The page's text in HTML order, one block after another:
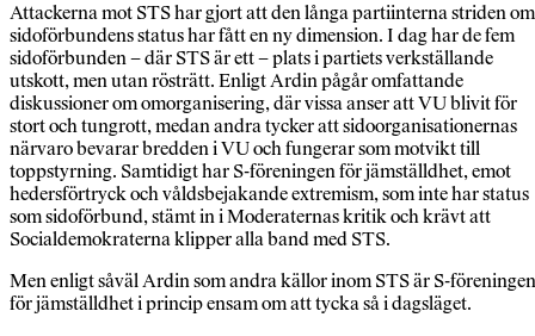
Attackerna mot STS har gjort att den långa partiinterna striden om
sidoförbundens status har fått en ny dimension. I dag har de fem
sidoförbunden – där STS är ett – plats i partiets verkställande
utskott, men utan rösträtt. Enligt Ardin pågår omfattande
diskussioner om omorganisering, där vissa anser att VU blivit för
stort och tungrott, medan andra tycker att sidoorganisationernas
närvaro bevarar bredden i VU och fungerar som motvikt till
toppstyrning. Samtidigt har S-föreningen för jämställdhet, emot
hedersförtryck och våldsbejakande extremism, som inte har status
som sidoförbund, stämt in i Moderaternas kritik och krävt att
Socialdemokraterna klipper alla band med STS.
Men enligt såväl Ardin som andra källor inom STS är S-föreningen
för jämställdhet i princip ensam om att tycka så i dagsläget.